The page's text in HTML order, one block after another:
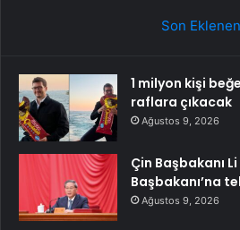
Son Eklenen
1 milyon kişi
raflara çıkacak
Ağustos 9, 2026
Çin Başbakanı
Başbakanı’na
Ağustos 9, 2026